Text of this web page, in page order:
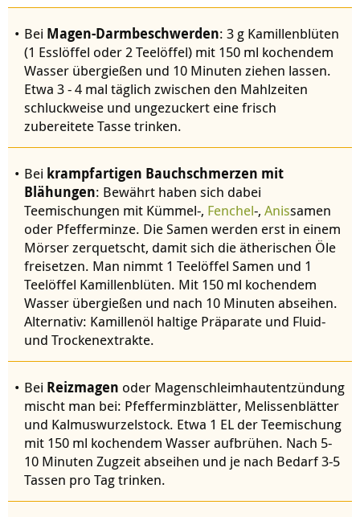
Bei Magen-Darmbeschwerden: 3 g Kamillenblüten
(1 Esslöffel oder 2 Teelöffel) mit 150 ml kochendem
Wasser übergießen und 10 Minuten ziehen lassen.
Etwa 3 - 4 mal täglich zwischen den Mahlzeiten
schluckweise und ungezuckert eine frisch
zubereitete Tasse trinken.
Bei krampfartigen Bauchschmerzen mit
Blähungen: Bewährt haben sich dabei
Teemischungen mit Kümmel-, Fenchel-, Anissamen
oder Pfefferminze. Die Samen werden erst in einem
Mörser zerquetscht, damit sich die ätherischen Öle
freisetzen. Man nimmt 1 Teelöffel Samen und 1
Teelöffel Kamillenblüten. Mit 150 ml kochendem
Wasser übergießen und nach 10 Minuten abseihen.
Alternativ: Kamillenöl haltige Präparate und Fluid-
und Trockenextrakte.
Bei Reizmagen oder Magenschleimhautentzündung
mischt man bei: Pfefferminzblätter, Melissenblätter
und Kalmuswurzelstock. Etwa 1 EL der Teemischung
mit 150 ml kochendem Wasser aufbrühen. Nach 5-
10 Minuten Zugzeit abseihen und je nach Bedarf 3-5
Tassen pro Tag trinken.